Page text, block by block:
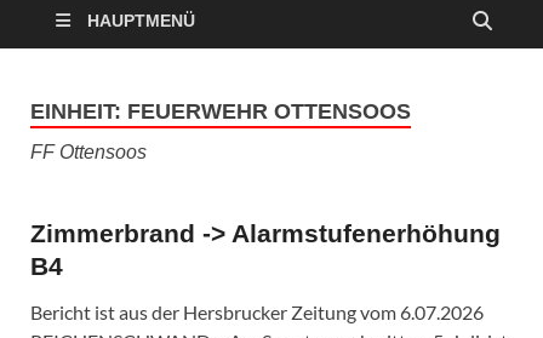
HAUPTMENÜ
EINHEIT: FEUERWEHR OTTENSOOS
FF Ottensoos
Zimmerbrand -> Alarmstufenerhöhung
B4
Bericht ist aus der Hersbrucker Zeitung vom 6.07.2026